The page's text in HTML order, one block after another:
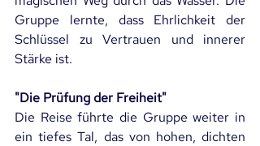
Gruppe lernte, dass Ehrlichkeit der
Schlüssel zu Vertrauen und innerer
Stärke ist.
"Die Prüfung der Freiheit"
Die Reise führte die Gruppe weiter in
ein tiefes Tal, das von hohen, dichten